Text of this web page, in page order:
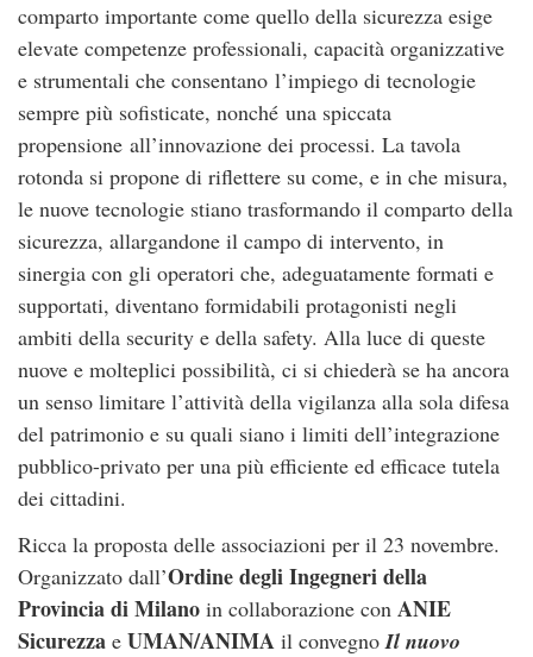
comparto importante come quello della sicurezza esige
elevate competenze professionali, capacità organizzative
e strumentali che consentano l’impiego di tecnologie
sempre più sofisticate, nonché una spiccata
propensione all’innovazione dei processi. La tavola
rotonda si propone di riflettere su come, e in che misura,
le nuove tecnologie stiano trasformando il comparto della
sicurezza, allargandone il campo di intervento, in
sinergia con gli operatori che, adeguatamente formati e
supportati, diventano formidabili protagonisti negli
ambiti della security e della safety. Alla luce di queste
nuove e molteplici possibilità, ci si chiederà se ha ancora
un senso limitare l’attività della vigilanza alla sola difesa
del patrimonio e su quali siano i limiti dell’integrazione
pubblico-privato per una più efficiente ed efficace tutela
dei cittadini.
Ricca la proposta delle associazioni per il 23 novembre.
Organizzato dall’Ordine degli Ingegneri della
Provincia di Milano in collaborazione con ANIE
Sicurezza e UMAN/ANIMA il convegnoIl nuovo